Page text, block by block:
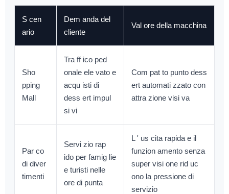
S cen
ario
Dem anda del
cliente
Val ore della macchina
Sho
pping
Mall
Tra ff ico ped
onale ele vato e
acqu isti di
dess ert impul
si vi
Com pat to punto dess
ert automati zzato con
attra zione visi va
Par co
di diver
timenti
Servi zio rap
ido per famig lie
e turisti nelle
ore di punta
L ' us cita rapida e il
funzion amento senza
super visi one rid uc
ono la pressione di
servizio